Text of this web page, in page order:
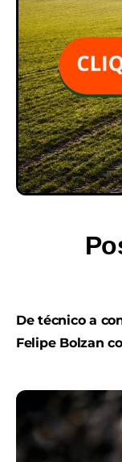
De técnico a
Felipe Bolzan